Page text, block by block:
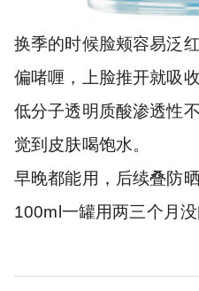
换季的时候脸颊容易泛
偏啫喱，上脸推开就吸
低分子透明质酸渗透性
觉到皮肤喝饱水。
早晚都能用，后续叠防
100ml一罐用两三个月